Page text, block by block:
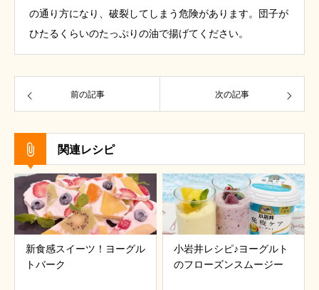
の通り方になり、破裂してしまう危険があります。団子が
ひたるくらいのたっぷりの油で揚げてください。
前の記事 次の記事
関連レシピ
新食感スイーツ！ヨーグル
トバーク
小岩井レシピ♪ヨーグルト
のフローズンスムージー